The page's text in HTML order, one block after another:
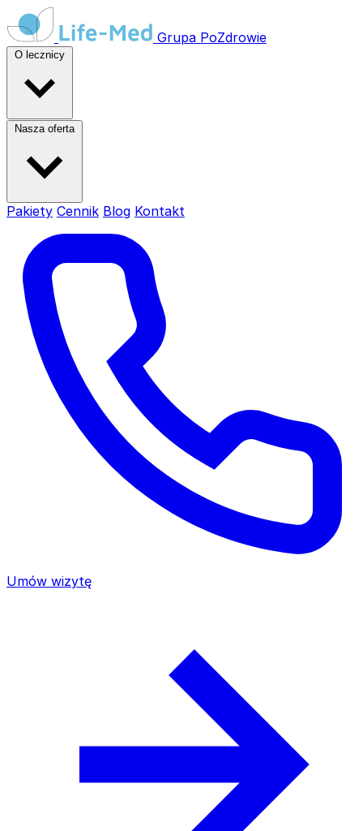
Grupa PoZdrowie
O lecznicy
Nasza oferta
Pakiety Cennik Blog Kontakt
Umów wizytę